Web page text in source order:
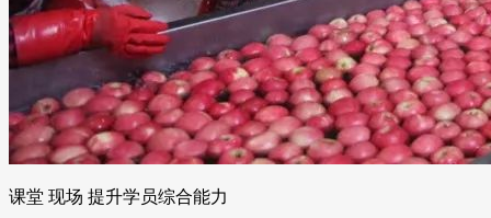
课堂 现场 提升学员综合能力